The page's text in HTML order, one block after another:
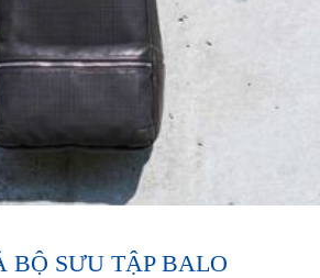
BỘ SƯU TẬP BALO